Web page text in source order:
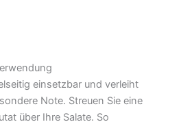
einsetzbar und verleiht
Note. Streuen Sie eine
über Ihre Salate. So